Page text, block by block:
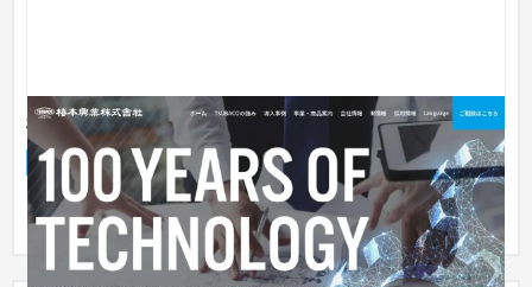
椿本興業株式会社様 コーポレートサイト
企業サイト 製造業